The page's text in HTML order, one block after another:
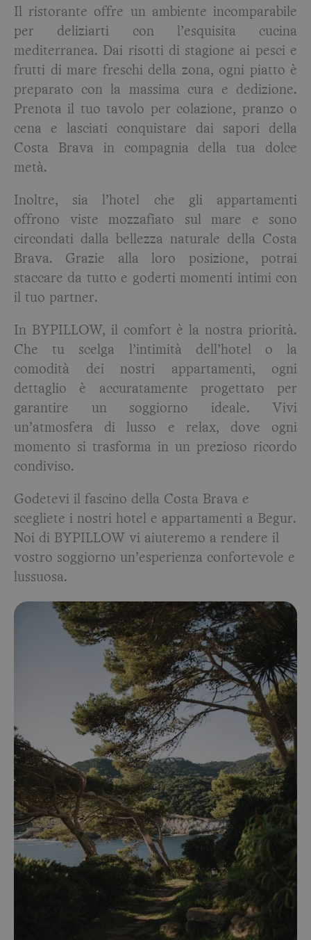
Il ristorante offre un ambiente incomparabile
per deliziarti con l’esquisita cucina
mediterranea. Dai risotti di stagione ai pesci e
frutti di mare freschi della zona, ogni piatto è
preparato con la massima cura e dedizione.
Prenota il tuo tavolo per colazione, pranzo o
cena e lasciati conquistare dai sapori della
Costa Brava in compagnia della tua dolce
metà.
Inoltre, sia l’hotel che gli appartamenti
offrono viste mozzafiato sul mare e sono
circondati dalla bellezza naturale della Costa
Brava. Grazie alla loro posizione, potrai
staccare da tutto e goderti momenti intimi con
il tuo partner.
In BYPILLOW, il comfort è la nostra priorità.
Che tu scelga l’intimità dell’hotel o la
comodità dei nostri appartamenti, ogni
dettaglio è accuratamente progettato per
garantire un soggiorno ideale. Vivi
un’atmosfera di lusso e relax, dove ogni
momento si trasforma in un prezioso ricordo
condiviso.
Godetevi il fascino della Costa Brava e
scegliete i nostri hotel e appartamenti a Begur.
Noi di BYPILLOW vi aiuteremo a rendere il
vostro soggiorno un’esperienza confortevole e
lussuosa.